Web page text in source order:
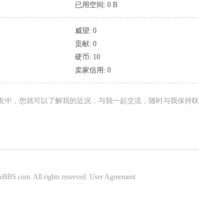
已用空间: 0 B
威望: 0
贡献: 0
硬币: 10
卖家信用: 0
中，您就可以了解我的近况，与我一起交流，随时与我保持联
All rights reserved. User Agreement